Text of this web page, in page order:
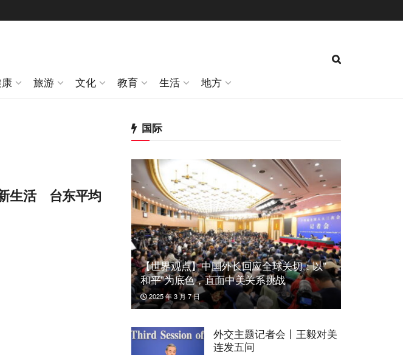
旅游 文化 教育 生活 地方
生活 台东平均
国际
【世界观点】中国外长回应全球关切：以”
和平”为底色，直面中美关系挑战
2025 年 3 月 7 日
外交主题记者会丨王毅对美
连发五问